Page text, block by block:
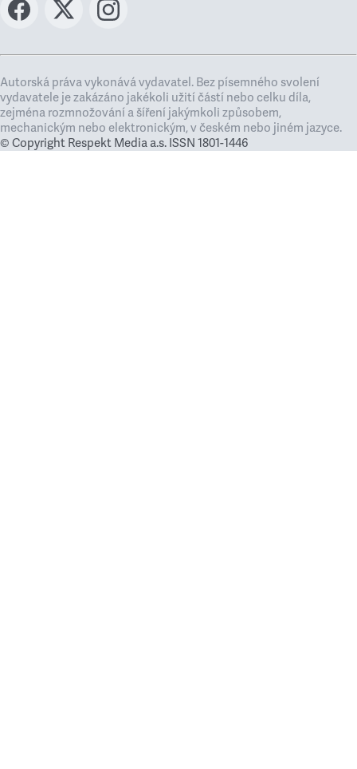
Autorská práva vykonává vydavatel. Bez písemného svolení
vydavatele je zakázáno jakékoli užití částí nebo celku díla,
zejména rozmnožování a šíření jakýmkoli způsobem,
mechanickým nebo elektronickým, v českém nebo jiném jazyce.
© Copyright Respekt Media a.s. ISSN 1801-1446